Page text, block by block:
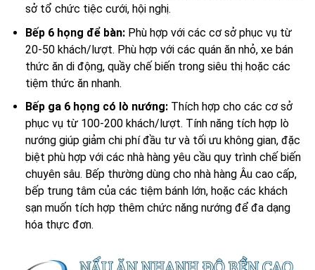
sở tổ chức tiệc cưới, hội nghị.
Bếp 6 họng để bàn:Phù hợp với các cơ sở phục vụ từ
20-50 khách/lượt. Phù hợp với các quán ăn nhỏ, xe bán
thức ăn di động, quầy chế biến trong siêu thị hoặc các
tiệm thức ăn nhanh.
Bếp ga 6 họng có lò nướng: Thích hợp cho các cơ sở
phục vụ từ 100-200 khách/lượt. Tính năng tích hợp lò
nướng giúp giảm chi phí đầu tư và tối ưu không gian, đặc
biệt phù hợp với các nhà hàng yêu cầu quy trình chế biến
chuyên sâu. Bếp thường dùng cho nhà hàng Âu cao cấp,
bếp trung tâm của các tiệm bánh lớn, hoặc các khách
sạn muốn tích hợp thêm chức năng nướng để đa dạng
hóa thực đơn.